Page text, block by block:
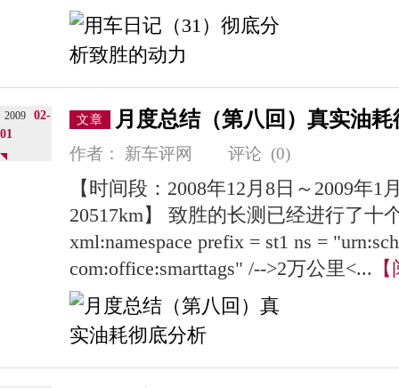
2009
02-
01
文章 月度总结（第八回）真实油
作者： 新车评网 评论 (0)
【时间段：2008年12月8日～2009年1
20517km】 致胜的长测已经进行了十
xml:namespace prefix = st1 ns =
com:office:smarttags" /-->2万公里<...